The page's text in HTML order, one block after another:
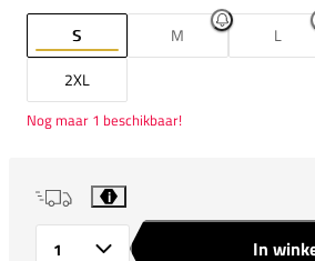
S M L
2XL
Nog maar 1 beschikbaar!
i
In